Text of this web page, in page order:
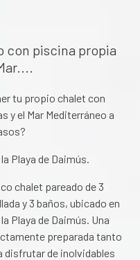
con piscina propia
tu propio chalet con
y el Mar Mediterráneo a
Playa de Daimús.
chalet pareado de 3
y 3 baños, ubicado en
Playa de Daimús. Una
preparada tanto
disfrutar de inolvidables